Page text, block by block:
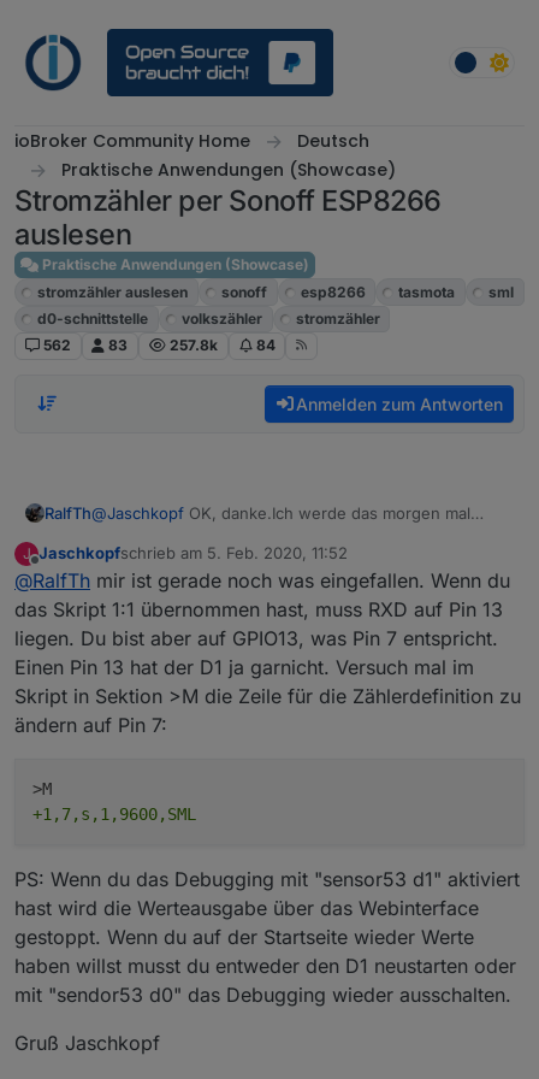
ioBroker Community Home
Deutsch
Praktische Anwendungen (Showcase)
Stromzähler per Sonoff ESP8266
auslesen
Praktische Anwendungen (Showcase)
stromzähler auslesen
sonoff esp8266 tasmota
sml
d0-schnittstelle
volkszähler
stromzähler
562
83 257.8k 84
Anmelden zum Antworten
RalfTh@Jaschkopf OK, danke.Ich werde das morgen mal
rechts die Datenschnittstelle. Habe dazu ein Bild meines
Energieversorgers erhalten.
J
Offline
Jaschkopfschrieb am 5. Feb. 2020, 11:52
zuletzt editiert von
@RalfTh mir ist gerade noch was eingefallen. Wenn du
das Skript 1:1 übernommen hast, muss RXD auf Pin 13
liegen. Du bist aber auf GPIO13, was Pin 7 entspricht.
Einen Pin 13 hat der D1 ja garnicht. Versuch mal im
Skript in Sektion >M die Zeile für die Zählerdefinition zu
ändern auf Pin 7:
+1,7,s,1,9600,SML
PS: Wenn du das Debugging mit "sensor53 d1" aktiviert
hast wird die Werteausgabe über das Webinterface
gestoppt. Wenn du auf der Startseite wieder Werte
haben willst musst du entweder den D1 neustarten oder
mit "sendor53 d0" das Debugging wieder ausschalten.
Gruß Jaschkopf